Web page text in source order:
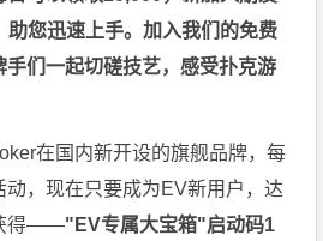
助您迅速上手。加入我们的免费
们一起切磋技艺，感受扑克游
在国内新开设的旗舰品牌，每
动，现在只要成为EV新用户，达
得——"EV专属大宝箱"启动码1